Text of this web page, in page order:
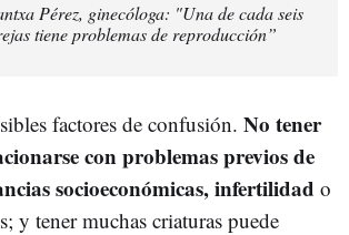
Pérez, ginecóloga: "Una de cada seis
tiene problemas de reproducción”
factores de confusión. No tener
con problemas previos de
socioeconómicas, infertilidad o
y tener muchas criaturas puede